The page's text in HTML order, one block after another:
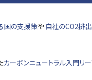
国の支援策や 自社のCO2排
カーボンニュートラル入門リー